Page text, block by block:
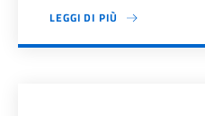
LEGGI DI PIÙ